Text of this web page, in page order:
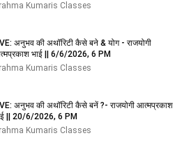
Kumaris Classes
अनुभव की अथॉरिटी कैसे बने & योग - राजयोगी
आत्मप्रकाश भाई || 6/6/2026, 6 PM
Kumaris Classes
अनुभव की अथॉरिटी कैसे बनें ?- राजयोगी आत्मप्रकाश
भाई || 20/6/2026, 6 PM
Kumaris Classes